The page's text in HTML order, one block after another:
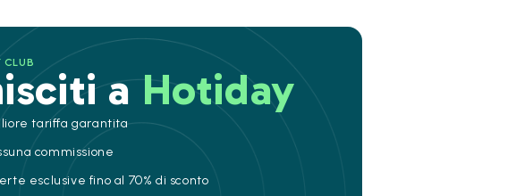
CLUB
aHotiday
tariffa garantita
commissione
esclusive fino al 70% di sconto